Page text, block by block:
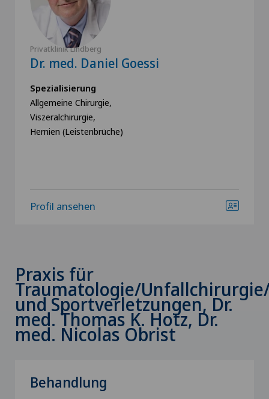
Privatklinik Lindberg
Dr. med. Daniel Goessi
Spezialisierung
Allgemeine Chirurgie,
Viszeralchirurgie,
Hernien (Leistenbrüche)
Profil ansehen
Praxis für
Traumatologie/
und Sportverletzungen, Dr.
med. Thomas K. Hotz, Dr.
med. Nicolas Obrist
Behandlung